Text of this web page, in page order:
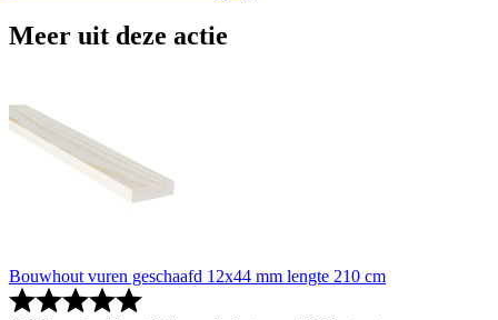
Meer uit deze actie
Bouwhout vuren geschaafd 12x44 mm lengte 210 cm